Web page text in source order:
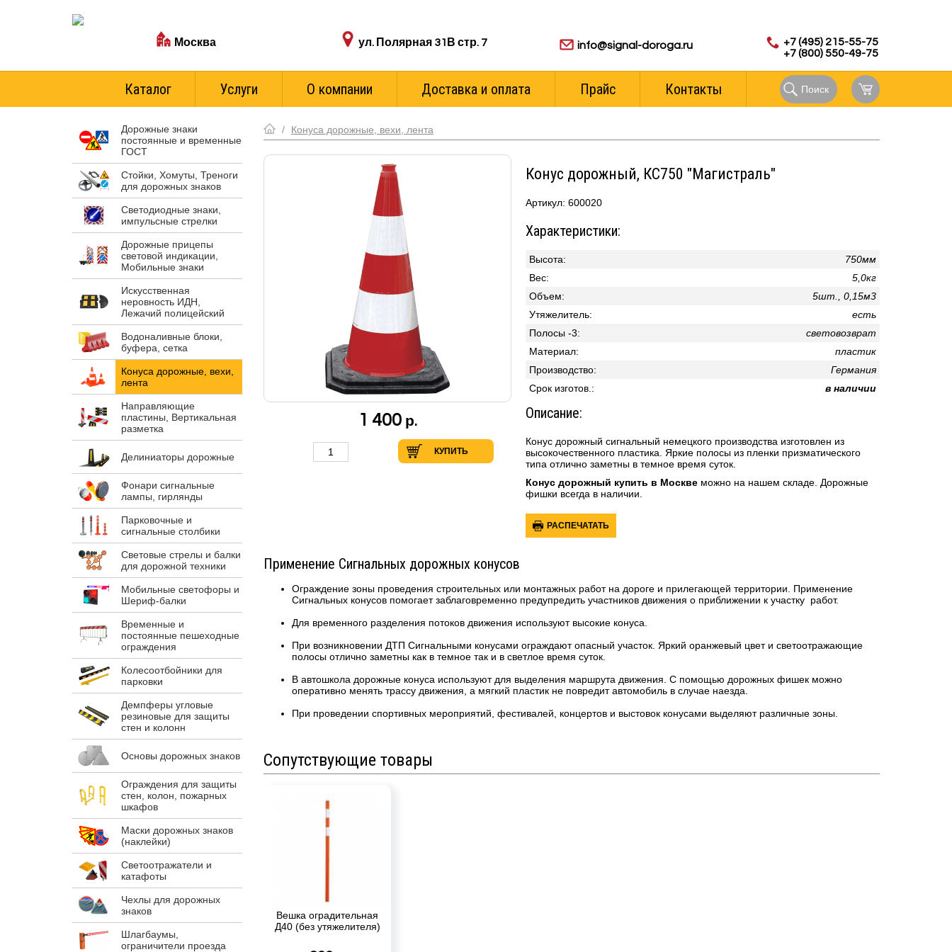
Москва
ул. Полярная 31В стр. 7
info@signal-doroga.ru
+7 (495) 215-55-75
+7 (800) 550-49-75
Каталог Услуги О компании Доставка и оплата Прайс Контакты Поиск
/ Конуса дорожные, вехи, лента
Конус дорожный, КС750 "Магистраль"
Артикул: 600020
Характеристики:
Высота:
750мм
Вес:
5,0кг
Объем:
5шт., 0,15м3
Утяжелитель:
есть
Полосы -3:
световозврат
Материал:
пластик
Производство:
Германия
Cpoк изгoтoв.:
в наличии
Описание:
Конус дорожный сигнальный немецкого производства изготовлен из
высокочественного пластика. Яркие полосы из пленки призматического
типа отлично заметны в темное время суток.
Конус дорожный купить в Москве можно на нашем складе. Дорожные
фишки всегда в наличии.
РАСПЕЧАТАТЬ
1 400 р.
КУПИТЬ
Применение Сигнальных дорожных конусов
Ограждение зоны проведения строительных или монтажных работ на дороге и прилегающей территории. Применение
Сигнальных конусов помогает заблаговременно предупредить участников движения о приближении к участку работ.
Для временного разделения потоков движения используют высокие конуса.
При возникновении ДТП Сигнальными конусами ограждают опасный участок. Яркий оранжевый цвет и светоотражающие
полосы отлично заметны как в темное так и в светлое время суток.
В автошкола дорожные конуса используют для выделения маршрута движения. С помощью дорожных фишек можно
оперативно менять трассу движения, а мягкий пластик не повредит автомобиль в случае наезда.
При проведении спортивных мероприятий, фестивалей, концертов и выстовок конусами выделяют различные зоны.
Сопутствующие товары
Вешка оградительная
Д40 (без утяжелителя)
Дорожные знаки
постоянные и временные
ГОСТ
Стойки, Хомуты, Треноги
для дорожных знаков
Светодиодные знаки,
импульсные стрелки
Дорожные прицепы
световой индикации,
Мобильные знаки
Искусственная
неровность ИДН,
Лежачий полицейский
Водоналивные блоки,
буфера, сетка
Конуса дорожные, вехи,
лента
Направляющие
пластины, Вертикальная
разметка
Делиниаторы дорожные
Фонари сигнальные
лампы, гирлянды
Парковочные и
сигнальные столбики
Световые стрелы и балки
для дорожной техники
Мобильные светофоры и
Шериф-балки
Временные и
постоянные пешеходные
ограждения
Колесоотбойники для
парковки
Демпферы угловые
резиновые для защиты
стен и колонн
Основы дорожных знаков
Ограждения для защиты
стен, колон, пожарных
шкафов
Маски дорожных знаков
(наклейки)
Светоотражатели и
катафоты
Чехлы для дорожных
знаков
Шлагбаумы,
ограничители проезда